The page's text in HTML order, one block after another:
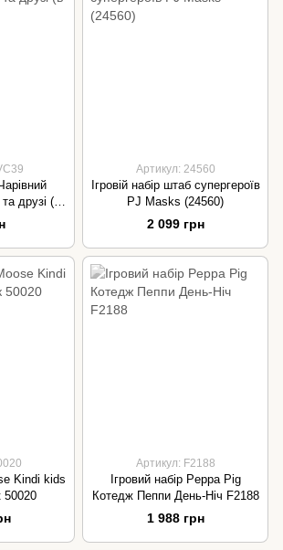
друзі (в
Артикул: 24560
Ігровій набір штаб супергероїв
PJ Masks (24560)
2 099 грн
Kindi kids
50020
Артикул: F2188
Ігровий набір Peppa Pig
Котедж Пеппи День-Ніч F2188
1 988 грн